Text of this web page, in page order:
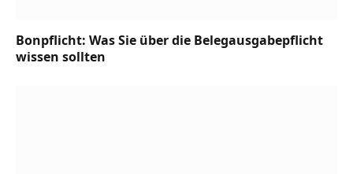
Bonpflicht: Was Sie über die Belegausgabepflicht
wissen sollten